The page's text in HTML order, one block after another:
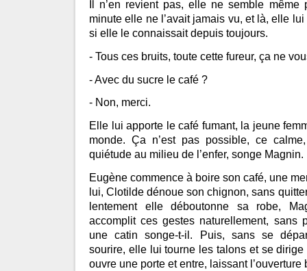
Il n’en revient pas, elle ne semble
minute elle ne l’avait jamais vu, et là, elle
si elle le connaissait depuis toujours.
- Tous ces bruits, toute cette fureur, ça ne
- Avec du sucre le café ?
- Non, merci.
Elle lui apporte le café fumant, la jeune
monde. Ça n’est pas possible, ce
quiétude au milieu de l’enfer, songe Magnin.
Eugène commence à boire son café, une
lui, Clotilde dénoue son chignon, sans
lentement elle déboutonne sa robe,
accomplit ces gestes naturellement, sans
une catin songe-t-il. Puis, sans se
sourire, elle lui tourne les talons et se
ouvre une porte et entre, laissant l’ouverture